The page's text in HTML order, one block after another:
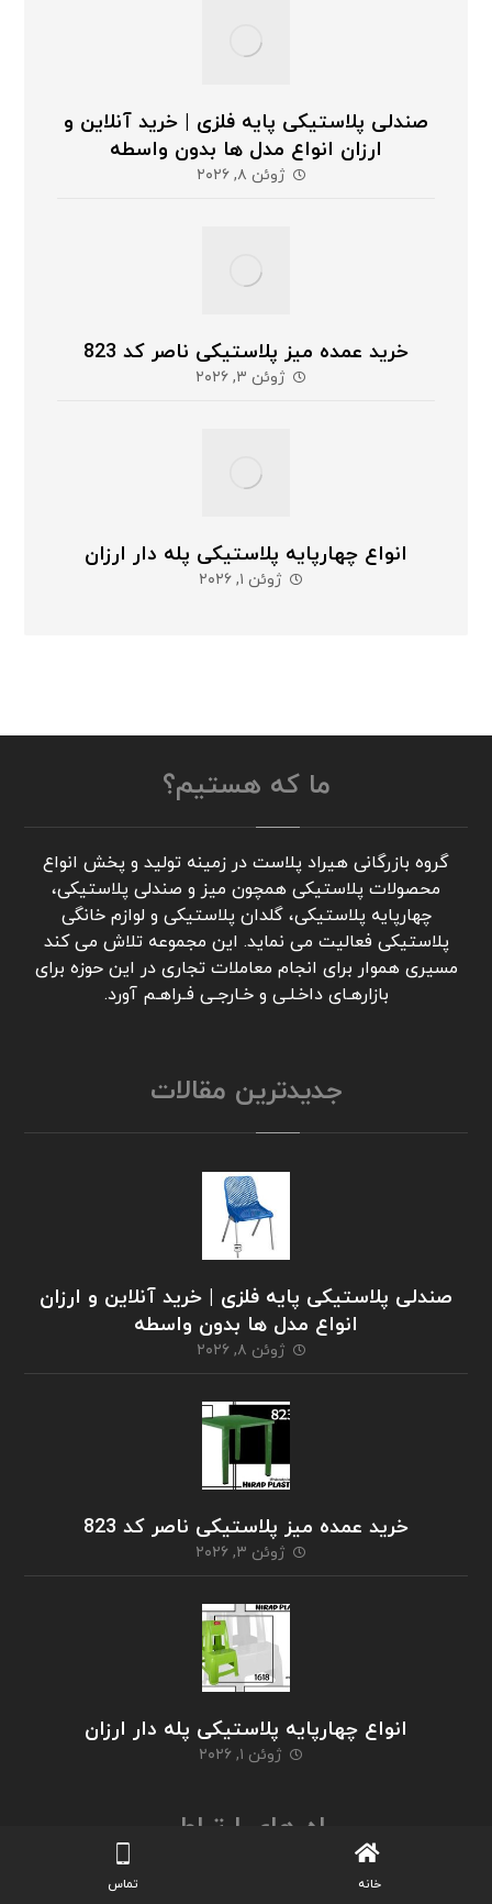
صندلی پلاستیکی پایه فلزی | خرید آنلاین و
ارزان انواع مدل ها بدون واسطه
ژوئن ۸, ۲۰۲۶
خرید عمده میز پلاستیکی ناصر کد 823
ژوئن ۳, ۲۰۲۶
انواع چهارپایه پلاستیکی پله دار ارزان
ژوئن ۱, ۲۰۲۶
ما که هستیم؟
گروه بازرگانی هیراد پلاست در زمینه تولید و پخش انواع
محصولات پلاستیکی همچون میز و صندلی پلاستیکی،
چهارپایه پلاستیکی، گلدان پلاستیکی و لوازم خانگی
پلاستیکی فعالیت می نماید. این مجموعه تلاش می کند
مسیری هموار برای انجام معاملات تجاری در این حوزه برای
بازارهـای داخـلـی و خـارجـی فـراهـم آورد.
جدیدترین مقالات
صندلی پلاستیکی پایه فلزی | خرید آنلاین و ارزان
انواع مدل ها بدون واسطه
ژوئن ۸, ۲۰۲۶
خرید عمده میز پلاستیکی ناصر کد 823
ژوئن ۳, ۲۰۲۶
انواع چهارپایه پلاستیکی پله دار ارزان
ژوئن ۱, ۲۰۲۶
راه های ارتباطی
خانه تماس